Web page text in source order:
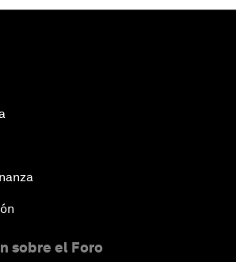
sobre el Foro